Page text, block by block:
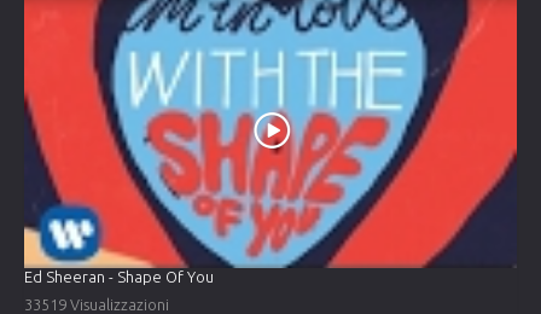
Ed Sheeran - Shape Of You
33519 Visualizzazioni